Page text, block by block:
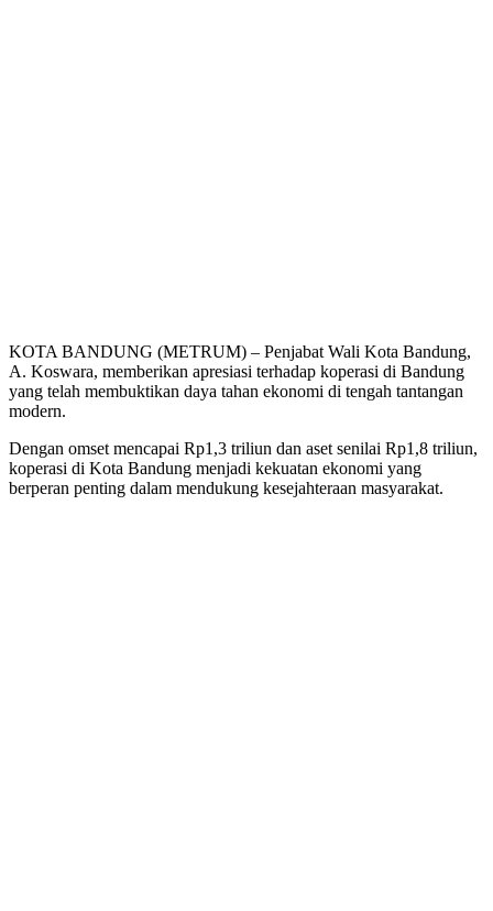
KOTA BANDUNG (METRUM) – Penjabat Wali Kota Bandung,
A. Koswara, memberikan apresiasi terhadap koperasi di Bandung
yang telah membuktikan daya tahan ekonomi di tengah tantangan
modern.
Dengan omset mencapai Rp1,3 triliun dan aset senilai Rp1,8 triliun,
koperasi di Kota Bandung menjadi kekuatan ekonomi yang
berperan penting dalam mendukung kesejahteraan masyarakat.